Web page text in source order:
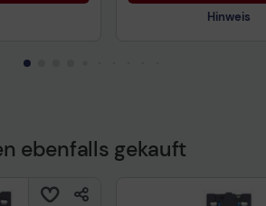
Hinweis
Technisches
ebenfalls gekauft